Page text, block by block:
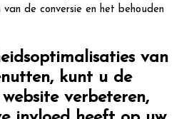
de conversie en het behouden
van
kunt u de
verbeteren,